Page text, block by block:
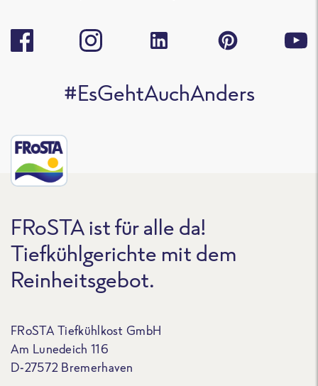
#EsGehtAuchAnders
FRoSTA ist für alle da!
Tiefkühlgerichte mit dem
Reinheitsgebot.
FRoSTA Tiefkühlkost GmbH
Am Lunedeich 116
D-27572 Bremerhaven